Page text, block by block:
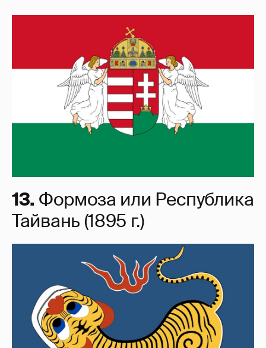
13. Формоза или Республика
Тайвань (1895 г.)